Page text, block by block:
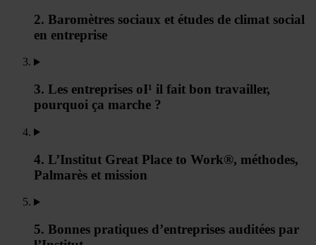
2. Baromètres sociaux et études de climat social
en entreprise
3. Les entreprises oI¹ il fait bon travailler,
pourquoi ça marche ?
4. L’Institut Great Place to Work®, méthodes,
Palmarès et mission
5. Bonnes pratiques d’entreprises auditées par